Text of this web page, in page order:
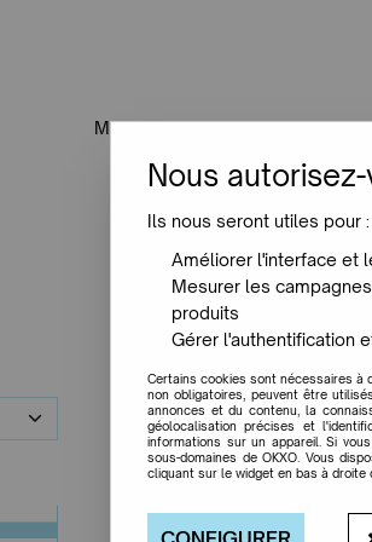
MOBILIER LUMINAIRES
Nous
Ils nous seront utiles pour :
Améliorer l'interface et
Mesurer les
produits
Gérer l'authentification
Certains cookies sont nécessaires à
non obligatoires, peuvent être
annonces et du contenu, la
géolocalisation précises et
informations sur un appareil. Si
sous-domaines de OKXO. Vous
cliquant sur le widget en bas à droite